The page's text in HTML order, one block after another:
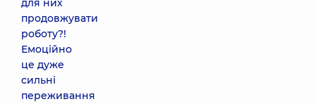
для них
продовжувати
роботу?!
Емоційно
це дуже
сильні
переживання